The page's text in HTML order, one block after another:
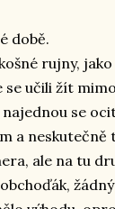
době.
rujny,
učili žít
se
a
ale na tu